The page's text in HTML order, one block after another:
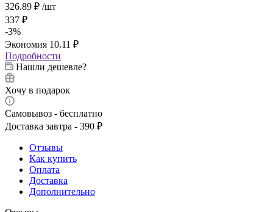
326.89 ₽ /шт
337 ₽
-3%
Экономия 10.11 ₽
Подробности
Нашли дешевле?
Хочу в подарок
Самовывоз - бесплатно
Доставка завтра - 390 ₽
Отзывы
Как купить
Оплата
Доставка
Дополнительно